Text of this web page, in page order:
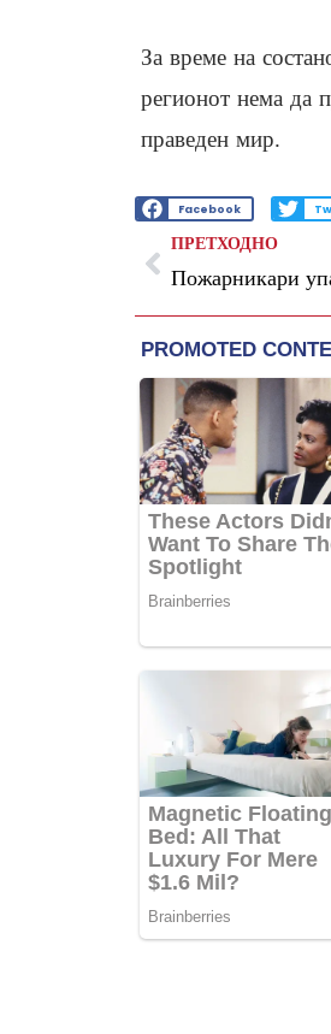
За време на
регионот нема да
праведен мир.
Facebook
ПРЕТХОДНО